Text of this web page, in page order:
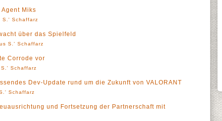
Miks
S.' Schaffarz
über das Spielfeld
S.' Schaffarz
Corrode vor
S.' Schaffarz
Dev-Update rund um die Zukunft von VALORANT
Schaffarz
und Fortsetzung der Partnerschaft mit